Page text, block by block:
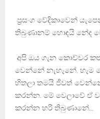
ප‍්‍රසංග වේදිකාවෙන්
තිබුණානම් හොඳයි නේද
අපි ඔය ගැන කොච්චර
වෙන්නේ නැහැනේ. හැම
හිතලා තමයි ජීවත්
කරන්න. මේ වෙලාවේ ඒ
කරන්න හරි තිබුණානේ…